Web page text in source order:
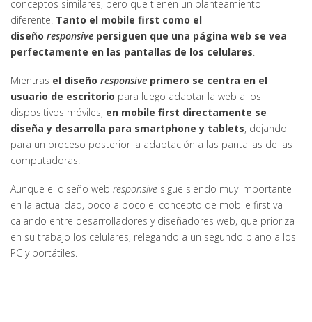
conceptos similares, pero que tienen un planteamiento
diferente. Tanto el mobile first como el
diseño responsive persiguen que una página web se vea
perfectamente en las pantallas de los celulares.
Mientras el diseño responsive primero se centra en el
usuario de escritorio para luego adaptar la web a los
dispositivos móviles, en mobile first directamente se
diseña y desarrolla para smartphone y tablets, dejando
para un proceso posterior la adaptación a las pantallas de las
computadoras.
Aunque el diseño web responsive sigue siendo muy importante
en la actualidad, poco a poco el concepto de mobile first va
calando entre desarrolladores y diseñadores web, que prioriza
en su trabajo los celulares, relegando a un segundo plano a los
PC y portátiles.